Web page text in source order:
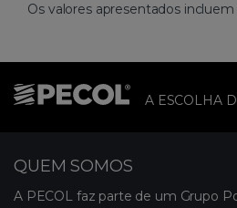
Os valores apresentados
A ESCOLHA
QUEM SOMOS
A PECOL faz parte de um Grupo